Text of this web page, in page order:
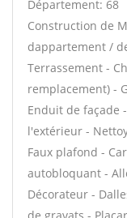
Département: 68
Construction de
dappartement /
Terrassement -
remplacement) -
Enduit de façade
l'extérieur -
Faux plafond -
autobloquant -
Décorateur -